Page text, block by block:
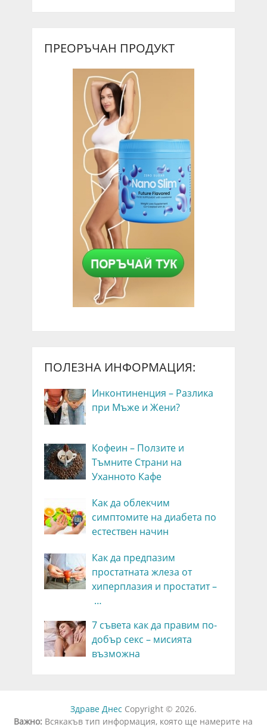
ПРЕОРЪЧАН ПРОДУКТ
ПОЛЕЗНА ИНФОРМАЦИЯ:
Инконтиненция – Разлика
при Мъже и Жени?
Кофеин – Ползите и
Тъмните Страни на
Уханното Кафе
Как да облекчим
симптомите на диабета по
естествен начин
Как да предпазим
простатната жлеза от
хиперплазия и простатит –
…
7 съвета как да правим по-
добър секс – мисията
възможна
Здраве Днес Copyright © 2026.
Важно: Всякакъв тип информация, която ще намерите на